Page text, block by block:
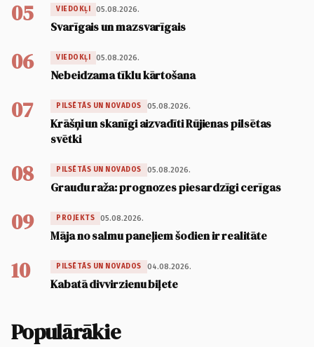
05 VIEDOKĻI 05.08.2026.
Svarīgais un mazsvarīgais
06 VIEDOKĻI 05.08.2026.
Nebeidzama tīklu kārtošana
07 PILSĒTĀS UN NOVADOS 05.08.2026.
Krāšņi un skanīgi aizvadīti Rūjienas pilsētas
svētki
08 PILSĒTĀS UN NOVADOS 05.08.2026.
Graudu raža: prognozes piesardzīgi cerīgas
09 PROJEKTS 05.08.2026.
Māja no salmu paneļiem šodien ir realitāte
10 PILSĒTĀS UN NOVADOS 04.08.2026.
Kabatā divvirzienu biļete
Populārākie